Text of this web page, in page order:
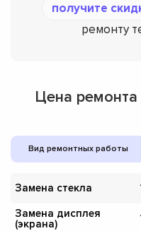
получите
ремонту
Цена
Вид ремонтных работы
Замена стекла
Замена дисплея
(экрана)